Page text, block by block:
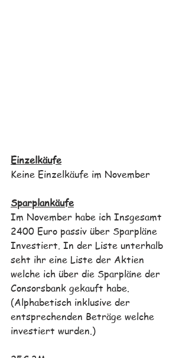
Einzelkäufe
Keine Einzelkäufe im November
Sparplankäufe
Im November habe ich Insgesamt
2400 Euro passiv über Sparpläne
Investiert. In der Liste unterhalb
seht ihr eine Liste der Aktien
welche ich über die Sparpläne der
Consorsbank gekauft habe.
(Alphabetisch inklusive der
entsprechenden Beträge welche
investiert wurden.)